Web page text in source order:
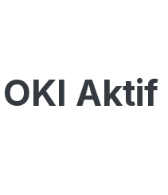
Aktif